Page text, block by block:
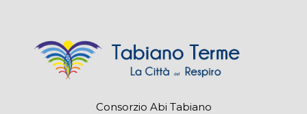
Consorzio Abi Tabiano